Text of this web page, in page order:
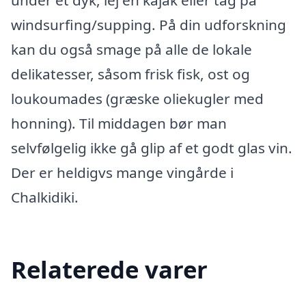
windsurfing/supping. På din udforskning
kan du også smage på alle de lokale
delikatesser, såsom frisk fisk, ost og
loukoumades (græske oliekugler med
honning). Til middagen bør man
selvfølgelig ikke gå glip af et godt glas vin.
Der er heldigvs mange vingårde i
Chalkidiki.
Relaterede varer